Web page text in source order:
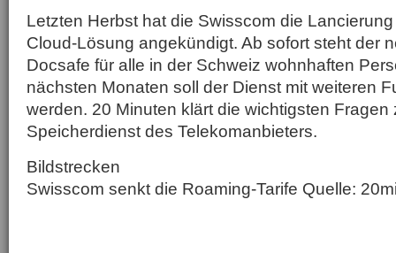
Letzten Herbst hat die Swisscom die
Cloud-Lösung angekündigt. Ab sofort steht der
Docsafe für alle in der Schweiz wohnhaften
nächsten Monaten soll der Dienst mit weiteren
werden. 20 Minuten klärt die wichtigsten Fragen
Speicherdienst des Telekomanbieters.
Bildstrecken
Swisscom senkt die Roaming-Tarife Quelle: